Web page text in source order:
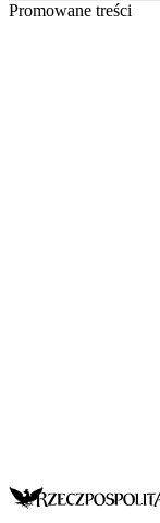
Promowane treści